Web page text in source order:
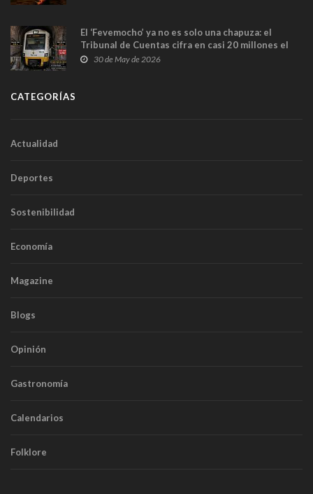
El ‘Fevemocho’ ya no es solo una chapuza: el
Tribunal de Cuentas cifra en casi 20 millones el
sobrecoste de los trenes que no cabían por los
30 de May de 2026
CATEGORÍAS
Actualidad
Deportes
Sostenibilidad
Economía
Magazine
Blogs
Opinión
Gastronomía
Calendarios
Folklore